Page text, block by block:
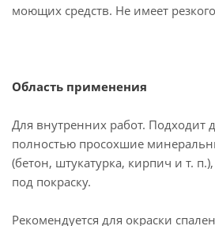
моющих средств. Не имеет
Область применения
Для внутренних работ. Подходит
полностью просохшие
(бетон, штукатурка, кирпич и т.
под покраску.
Рекомендуется для окраски